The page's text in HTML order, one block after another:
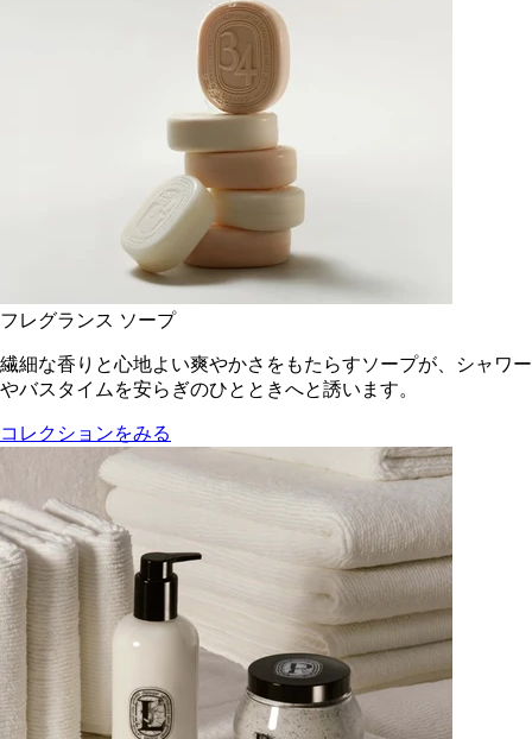
フレグランス ソープ
繊細な香りと心地よい爽やかさをもたらすソープが、シャワー
やバスタイムを安らぎのひとときへと誘います。
コレクションをみる